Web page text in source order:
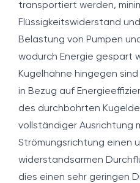
transportiert werden,
Flüssigkeitswiderstand
Belastung von Pumpen
wodurch Energie gespart
Kugelhähne hingegen
in Bezug auf
des durchbohrten
vollständiger Ausrichtung
Strömungsrichtung einen
widerstandsarmen
dies einen sehr geringen